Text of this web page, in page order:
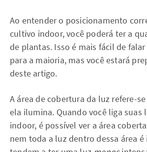
Ao entender o posicionamento
cultivo indoor, você poderá ter a
de plantas. Isso é mais fácil de
para a maioria, mas você estará
deste artigo.
A área de cobertura da luz refere-
ela ilumina. Quando você liga suas
indoor, é possível ver a área
nem toda a luz dentro dessa área é